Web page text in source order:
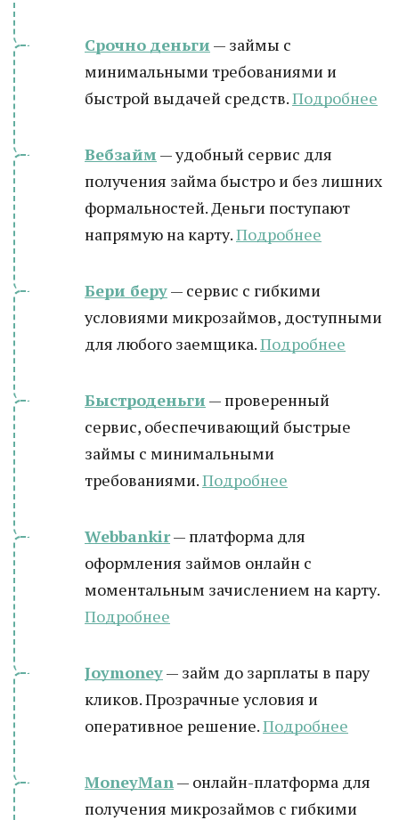
Срочно деньги — займы с
минимальными требованиями и
быстрой выдачей средств.Подробнее
Вебзайм — удобный сервис для
получения займа быстро и без лишних
формальностей. Деньги поступают
напрямую на карту.Подробнее
Бери беру— сервис с гибкими
условиями микрозаймов, доступными
для любого заемщика.Подробнее
Быстроденьги — проверенный
сервис, обеспечивающий быстрые
займы с минимальными
требованиями.Подробнее
Webbankir— платформа для
оформления займов онлайн с
моментальным зачислением на карту.
Подробнее
Joymoney— займ до зарплаты в пару
кликов. Прозрачные условия и
оперативное решение.Подробнее
MoneyMan— онлайн-платформа для
получения микрозаймов с гибкими